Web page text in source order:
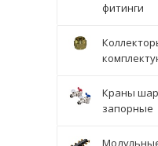
фитинги
Краны
запорные